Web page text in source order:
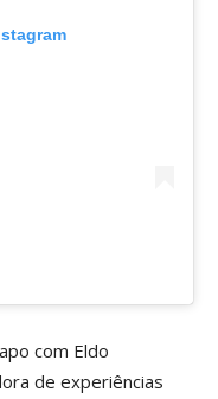
com Eldo
de experiências